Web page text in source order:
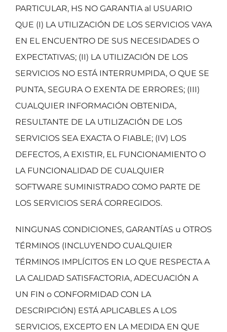
PARTICULAR, HS NO GARANTIA al USUARIO
QUE (I) LA UTILIZACIÓN DE LOS SERVICIOS VAYA
EN EL ENCUENTRO DE SUS NECESIDADES O
EXPECTATIVAS; (II) LA UTILIZACIÓN DE LOS
SERVICIOS NO ESTÁ INTERRUMPIDA, O QUE SE
PUNTA, SEGURA O EXENTA DE ERRORES; (III)
CUALQUIER INFORMACIÓN OBTENIDA,
RESULTANTE DE LA UTILIZACIÓN DE LOS
SERVICIOS SEA EXACTA O FIABLE; (IV) LOS
DEFECTOS, A EXISTIR, EL FUNCIONAMIENTO O
LA FUNCIONALIDAD DE CUALQUIER
SOFTWARE SUMINISTRADO COMO PARTE DE
LOS SERVICIOS SERÁ CORREGIDOS.
NINGUNAS CONDICIONES, GARANTÍAS u OTROS
TÉRMINOS (INCLUYENDO CUALQUIER
TÉRMINOS IMPLÍCITOS EN LO QUE RESPECTA A
LA CALIDAD SATISFACTORIA, ADECUACIÓN A
UN FIN o CONFORMIDAD CON LA
DESCRIPCIÓN) ESTÁ APLICABLES A LOS
SERVICIOS, EXCEPTO EN LA MEDIDA EN QUE